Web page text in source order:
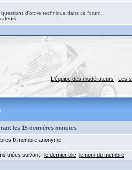
d'ordre technique dans ce forum.
L'équipe des modérateurs | Les
les 15 dernières minutes
0membre anonyme
triées suivant : le dernier clic le nom du membre